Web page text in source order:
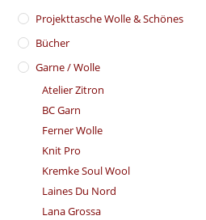
​Projekttasche Wolle & Schönes
Bücher
Garne / Wolle
Atelier Zitron
BC Garn
Ferner Wolle
Knit Pro
Kremke Soul Wool
Laines Du Nord
Lana Grossa